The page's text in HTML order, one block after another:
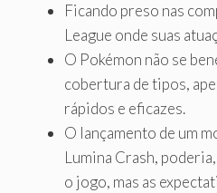
Ficando preso nas
League onde suas
O Pokémon não se
cobertura de tipos,
rápidos e eficazes.
O lançamento de um
Lumina Crash,
o jogo, mas as